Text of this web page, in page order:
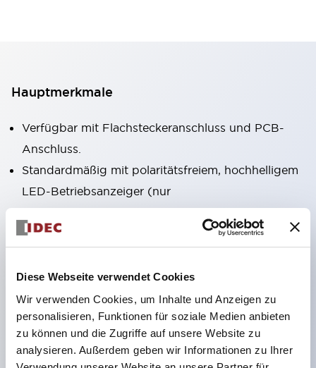
Diese Webseite verwendet Cookies
Wir verwenden Cookies, um Inhalte und Anzeigen zu
personalisieren, Funktionen für soziale Medien anbieten
zu können und die Zugriffe auf unsere Website zu
analysieren. Außerdem geben wir Informationen zu Ihrer
Hauptmerkmale
Verfügbar mit Flachsteckeranschluss und PCB-
Anschluss.
Standardmäßig mit polaritätsfreiem, hochhelligem
LED-Betriebsanzeiger (nur
Flachsteckeranschluss).
Verfügbar als RoHS-konformes Modell.
Kontaktzustands standardmäßig enthalten (nur
Flachsteckeranschluss).
Ausgestattet mit farbigem Rasthebel zur
Unterscheidung von AC- und DC-Spulen.
Eingesetztes Beschriftungsfeld (gelb). Auch vier